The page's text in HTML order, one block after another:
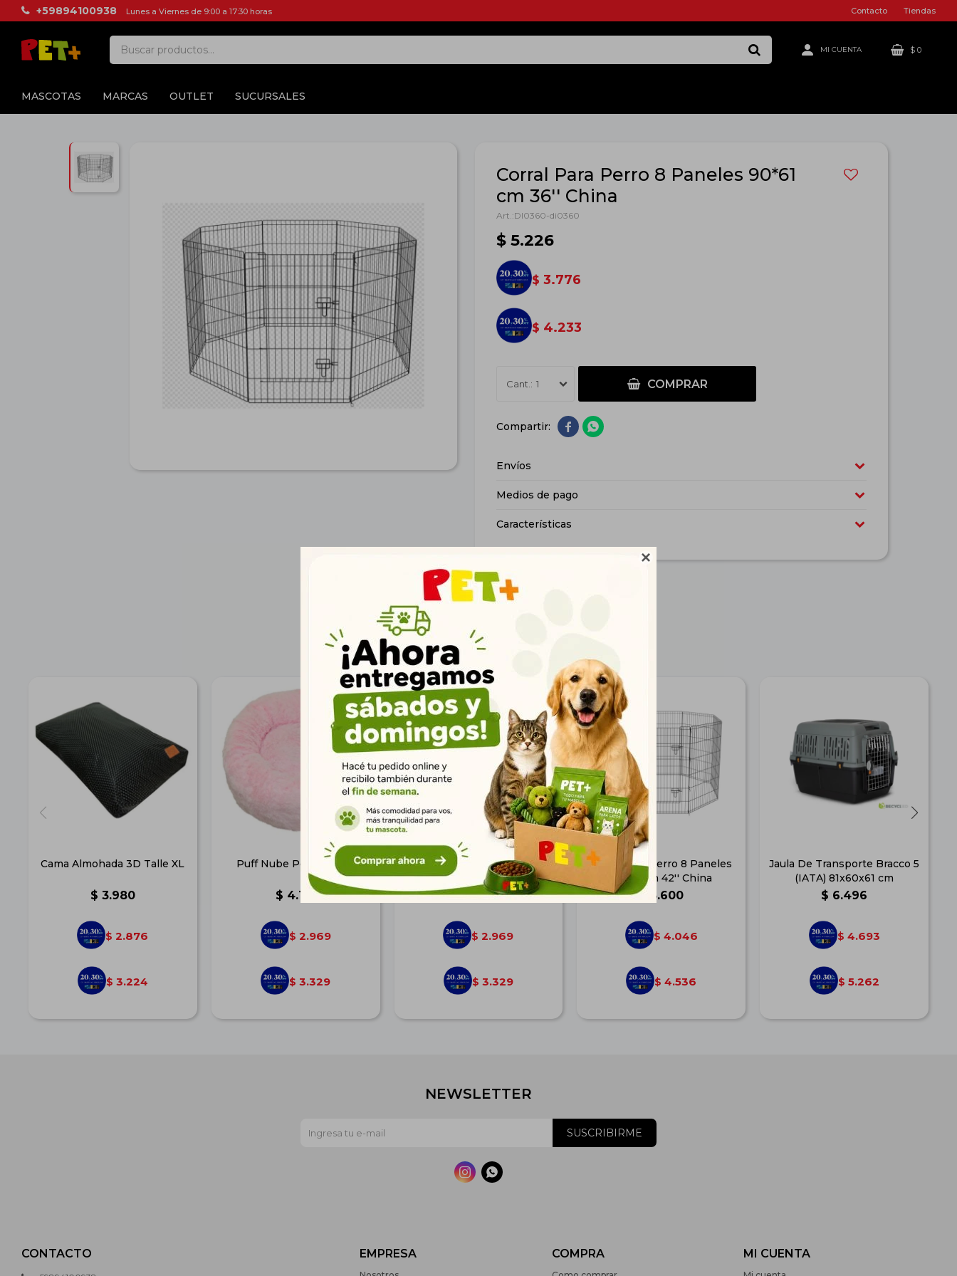

MASCOTAS MARCAS OUTLET SUCURSALES
$ 0
+59894100938 Lunes a Viernes de 9:00 a 17:30 horas Contacto Tiendas
Corral Para Perro 8 Paneles 90*61
cm 36'' China
DI0360-di0360
$ 5.226
$ 3.776
$ 4.233
1 COMPRAR
 
Envíos
Medios de pago
Características
Productos que te pueden interesar
Cama Almohada 3D Talle XL
$ 3.980
$ 2.876
$ 3.224
Puff Nube Pet Rosa XL
$ 4.110
$ 2.969
$ 3.329
Puff Nube Pet Negro XL
$ 4.110
$ 2.969
$ 3.329
Corral Para Perro 8 Paneles
106*61cm 42'' China
$ 5.600
$ 4.046
$ 4.536
Jaula De Transporte Bracco 5
(IATA) 81x60x61 cm
$ 6.496
$ 4.693
$ 5.262
CONTACTO EMPRESA COMPRA MI CUENTA
NEWSLETTER
SUSCRIBIRME
 